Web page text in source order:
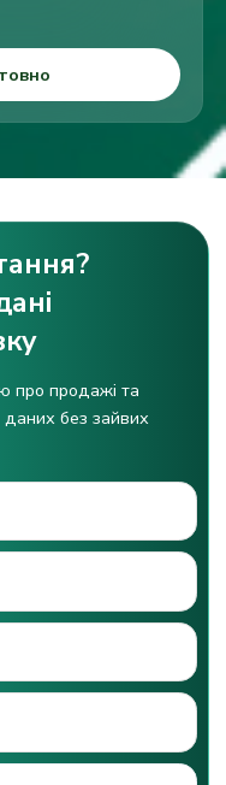
про продажі та
даних без зайвих